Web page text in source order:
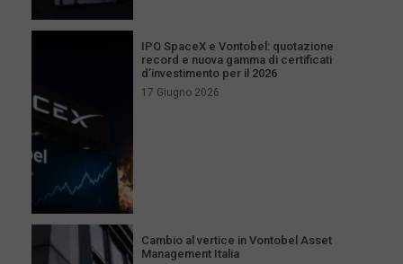
IPO SpaceX e Vontobel: quotazione
record e nuova gamma di certificati
d’investimento per il 2026
17 Giugno 2026
Cambio al vertice in Vontobel Asset
Management Italia